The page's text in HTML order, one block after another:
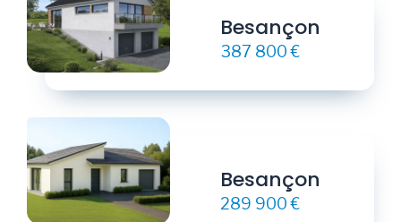
Besançon
387 800 €
Besançon
289 900 €